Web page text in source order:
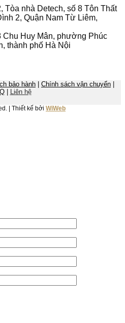
Tòa nhà Detech, số 8 Tôn Thất
2, Quận Nam Từ Liêm,
Chu Huy Mân, phường Phúc
thành phố Hà Nội
bảo hành Chính sách vận chuyển
| Liên hệ
| Thiết kế bởi WiWeb